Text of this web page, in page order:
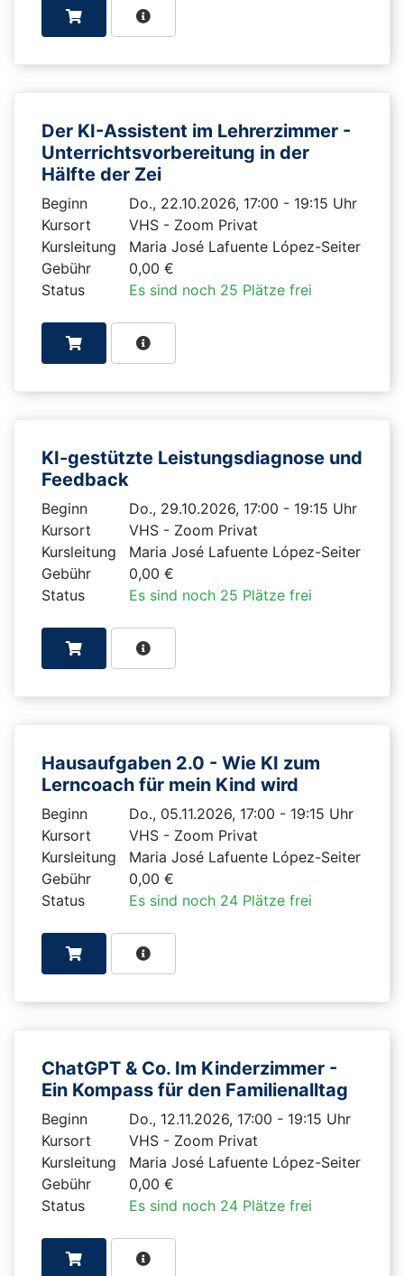
Der KI-Assistent im Lehrerzimmer -
Unterrichtsvorbereitung in der
Hälfte der Zei
Beginn
Do., 22.10.2026, 17:00 - 19:15 Uhr
Kursort
VHS - Zoom Privat
Kursleitung
Maria José Lafuente López-Seiter
Gebühr
0,00 €
Status
Es sind noch 25 Plätze frei
KI-gestützte Leistungsdiagnose und
Feedback
Beginn
Do., 29.10.2026, 17:00 - 19:15 Uhr
Kursort
VHS - Zoom Privat
Kursleitung
Maria José Lafuente López-Seiter
Gebühr
0,00 €
Status
Es sind noch 25 Plätze frei
Hausaufgaben 2.0 - Wie KI zum
Lerncoach für mein Kind wird
Beginn
Do., 05.11.2026, 17:00 - 19:15 Uhr
Kursort
VHS - Zoom Privat
Kursleitung
Maria José Lafuente López-Seiter
Gebühr
0,00 €
Status
Es sind noch 24 Plätze frei
ChatGPT & Co. Im Kinderzimmer -
Ein Kompass für den Familienalltag
Beginn
Do., 12.11.2026, 17:00 - 19:15 Uhr
Kursort
VHS - Zoom Privat
Kursleitung
Maria José Lafuente López-Seiter
Gebühr
0,00 €
Status
Es sind noch 24 Plätze frei